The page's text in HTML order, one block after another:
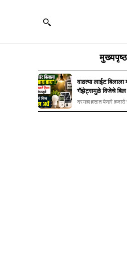
मुख्यपृष्ठ
वाढत्या लाईट बिलाला
गॅझेट्समुळे विजेचे बिल
दरमहा हातात येणारे